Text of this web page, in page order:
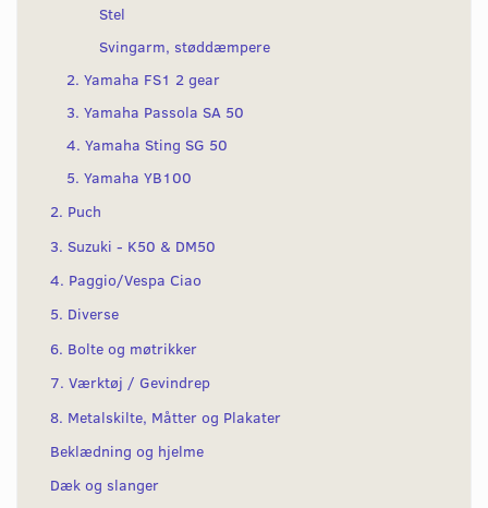
Stel
Svingarm, støddæmpere
2. Yamaha FS1 2 gear
3. Yamaha Passola SA 50
4. Yamaha Sting SG 50
5. Yamaha YB100
2. Puch
3. Suzuki - K50 & DM50
4. Paggio/Vespa Ciao
5. Diverse
6. Bolte og møtrikker
7. Værktøj / Gevindrep
8. Metalskilte, Måtter og Plakater
Beklædning og hjelme
Dæk og slanger